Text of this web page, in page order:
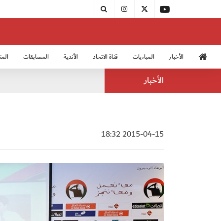
الأخبار المباريات قناة الاتحاد الأندية المسابقات
الأخبار
2015-04-15 18:32